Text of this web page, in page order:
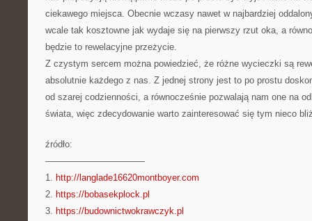
ciekawego miejsca. Obecnie wczasy nawet w najbardziej
wcale tak kosztowne jak wydaje się na pierwszy rzut oka, a
będzie to rewelacyjne przeżycie.
Z czystym sercem można powiedzieć, że różne wycieczki są
absolutnie każdego z nas. Z jednej strony jest to po prostu
od szarej codzienności, a równocześnie pozwalają nam one na
świata, więc zdecydowanie warto zainteresować się tym nieco
źródło:
———————————
1. http://langlade16620montboyer.com
2. https://bobasekplock.pl
3. https://budownictwokrawczyk.pl